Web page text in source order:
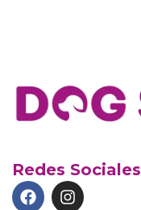
Redes Sociales